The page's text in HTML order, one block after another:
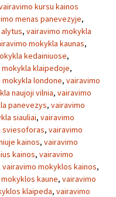
kursu kainos
menas panevezyje,
, vairavimo mokykla
mokykla kaunas,
kedainiuose,
klaipedoje,
mokykla londone, vairavimo
naujoji vilnia, vairavimo
panevezys, vairavimo
siauliai, vairavimo
sviesoforas, vairavimo
kainos, vairavimo
kainos, vairavimo
vairavimo mokyklos kainos,
kaune, vairavimo
klaipeda, vairavimo